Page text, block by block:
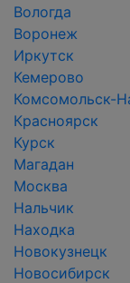
Вологда
Воронеж
Иркутск
Кемерово
Комсомольск-
Красноярск
Курск
Магадан
Москва
Нальчик
Находка
Новокузнецк
Новосибирск